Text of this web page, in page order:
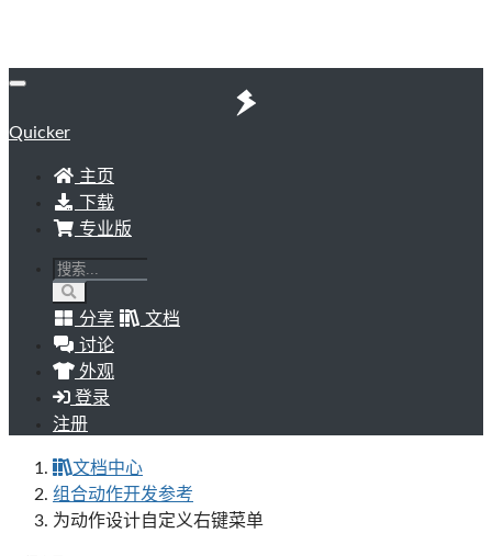
Quicker
主页
下载
专业版
分享
文档
讨论
外观
登录
注册
文档中心
组合动作开发参考
为动作设计自定义右键菜单